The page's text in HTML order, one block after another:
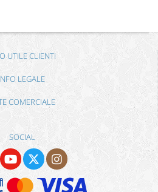
UTILE CLIENTI
LEGALE
COMERCIALE
SOCIAL